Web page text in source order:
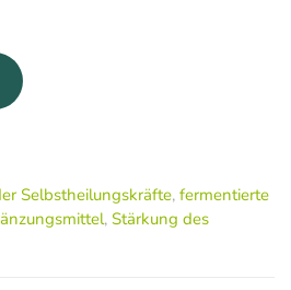
Selbstheilungskräfte, fermentierte
, Stärkung des